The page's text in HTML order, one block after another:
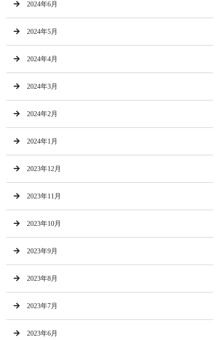
2024年6月
2024年5月
2024年4月
2024年3月
2024年2月
2024年1月
2023年12月
2023年11月
2023年10月
2023年9月
2023年8月
2023年7月
2023年6月